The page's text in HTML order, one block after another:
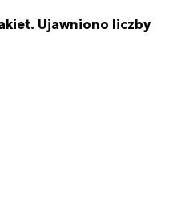
Ujawniono liczby